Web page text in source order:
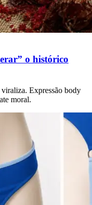
o histórico
Expressão body
moral.